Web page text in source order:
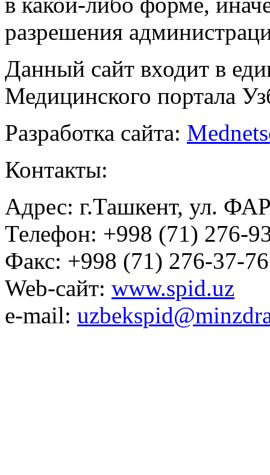
разрешения
Данный сайт входит в
Медицинского портала
Разработка сайта:
Контакты:
Адрес: г.Ташкент, ул.
Телефон: +998 (71) 276-
Факс: +998 (71) 276-37-76
Web-сайт: www.spid.uz
e-mail: